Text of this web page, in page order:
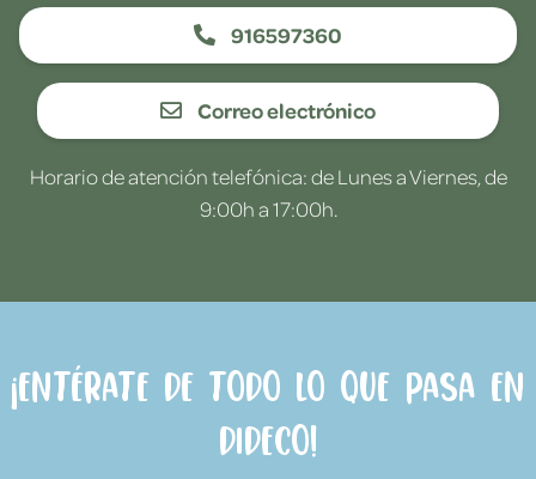
916597360
Correo electrónico
Horario de atención telefónica: de Lunes a Viernes, de
9:00h a 17:00h.
¡Entérate de todo lo que pasa en
Dideco!